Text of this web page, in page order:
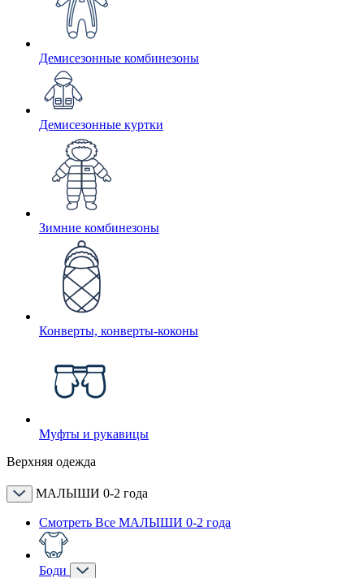
Демисезонные комбинезоны
Демисезонные куртки
Зимние комбинезоны
Конверты, конверты-коконы
Муфты и рукавицы
Верхняя одежда
МАЛЫШИ 0-2 года
Смотреть Все МАЛЫШИ 0-2 года
Боди